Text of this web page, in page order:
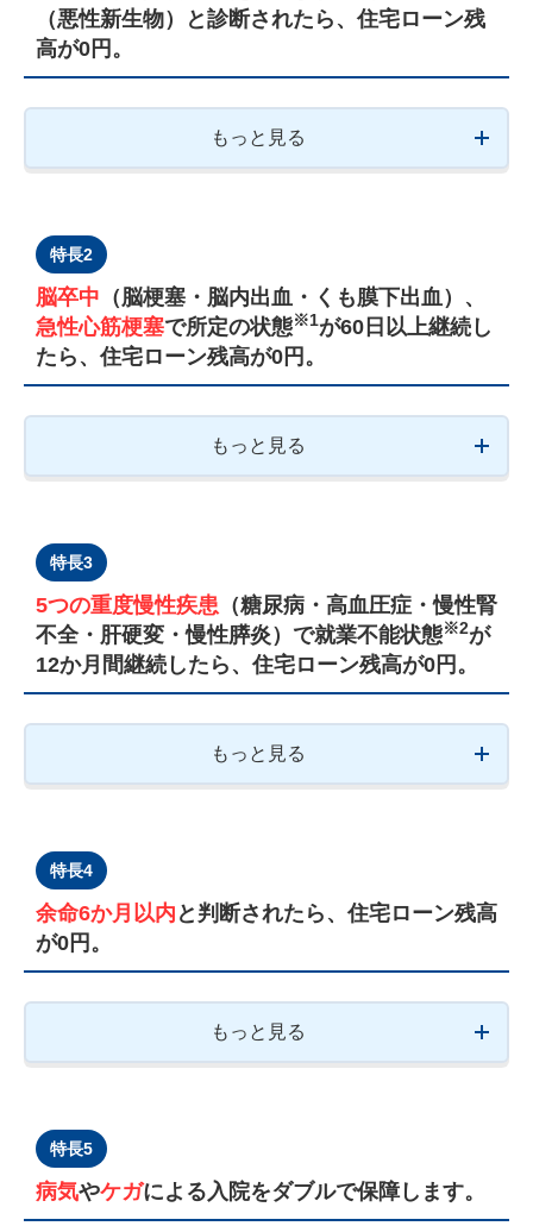
（悪性新生物）と診断されたら、住宅ローン残
高が0円。
もっと見る
特長2
脳卒中 （脳梗塞・脳内出血・くも膜下出血）、
急性心筋梗塞で所定の状態※1が60日以上継続し
たら、住宅ローン残高が0円。
もっと見る
特長3
5つの重度慢性疾患 （糖尿病・高血圧症・慢性腎
不全・肝硬変・慢性膵炎）で就業不能状態※2が
12か月間継続したら、住宅ローン残高が0円。
もっと見る
特長4
余命6か月以内 と判断されたら、住宅ローン残高
が0円。
もっと見る
特長5
病気やケガによる入院をダブルで保障します。